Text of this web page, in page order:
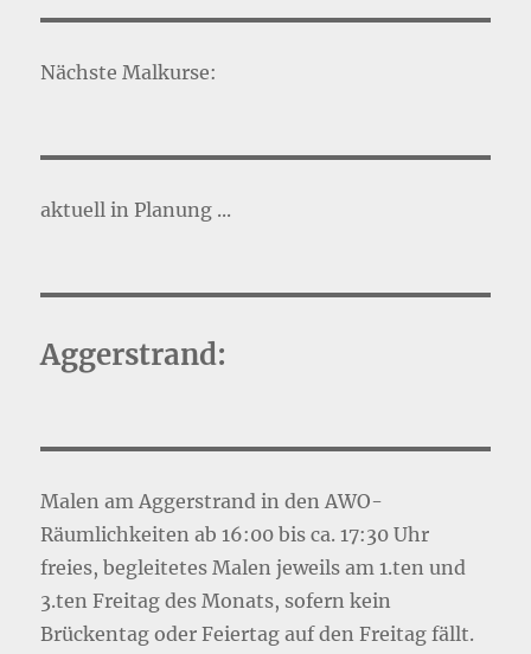
Nächste Malkurse:
aktuell in Planung ...
Aggerstrand:
Malen am Aggerstrand in den AWO-
Räumlichkeiten ab 16:00 bis ca. 17:30 Uhr
freies, begleitetes Malen jeweils am 1.ten und
3.ten Freitag des Monats, sofern kein
Brückentag oder Feiertag auf den Freitag fällt.